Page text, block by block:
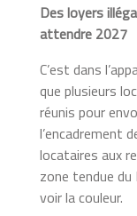
Des loyers
attendre 2027
C’est dans
que plusieurs
réunis pour
l’encadrement
locataires aux
zone tendue du
voir la couleur.